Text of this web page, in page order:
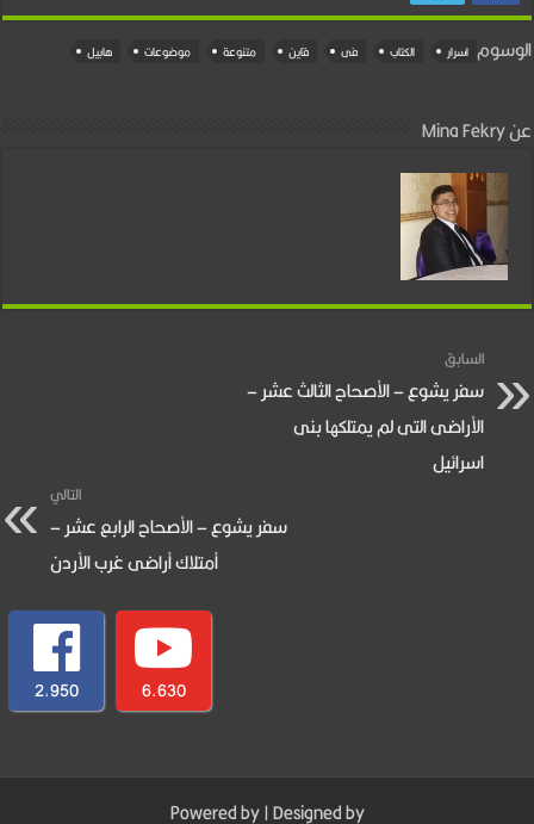
الوسوم اسرار الكتاب فى قاين متنوعة موضوعات هابيل
عن Mina Fekry
السابق
سفر يشوع – الأصحاح الثالث عشر –
الأراضى التى لم يمتلكها بنى
اسرائيل
التالي
سفر يشوع – الأصحاح الرابع عشر –
أمتلاك أراضى غرب الأردن
2,950 6,630
Powered by| Designed by